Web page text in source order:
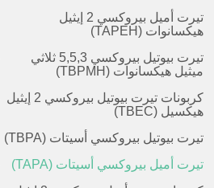
تيرت أميل بيروكسي 2 إيثيل
هيكسانوات (TAPEH)
تيرت بيوتيل بيروكسي3
,5,
5 ثلاثي
ميثيل هيكسانوات (TBPMH)
كربونات تيرت بيوتيل بيروكسي 2 إيثيل
هيكسيل (TBEC)
تيرت بيوتيل بيروكسي أسيتات (TBPA)
تيرت أميل بيروكسي أسيتات (TAPA)